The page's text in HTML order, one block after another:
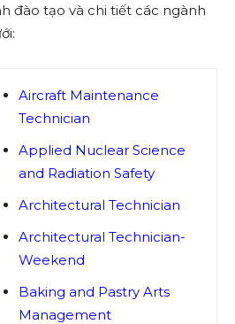
đào tạo và chi tiết các ngành
Aircraft Maintenance
Technician
Applied Nuclear Science
and Radiation Safety
Architectural Technician
Architectural Technician-
Weekend
Baking and Pastry Arts
Management